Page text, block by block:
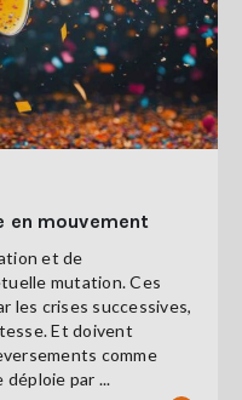
en mouvement
et de
mutation. Ces
les crises successives,
Et doivent
comme
par ...